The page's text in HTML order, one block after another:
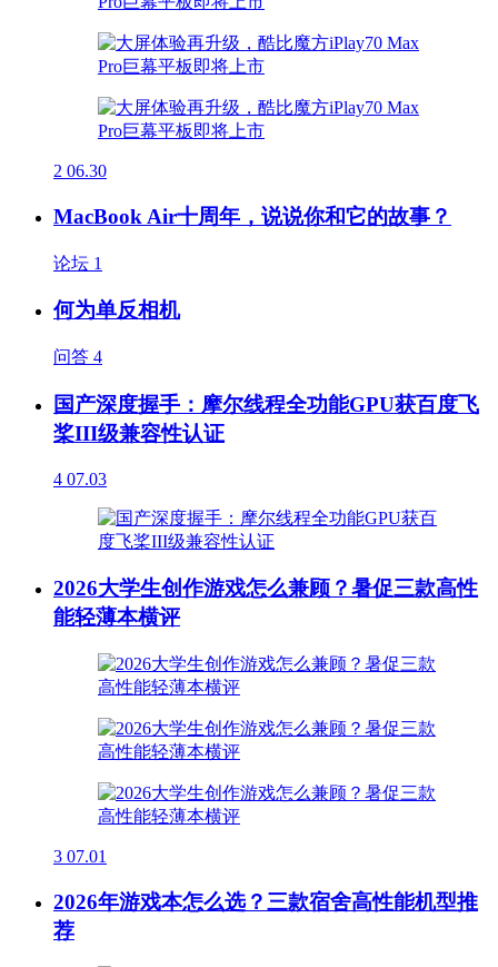
2 06.30
MacBook Air十周年，说说你和它的故事？
论坛 1
何为单反相机
问答 4
国产深度握手：摩尔线程全功能GPU获百度飞
桨III级兼容性认证
4 07.03
2026大学生创作游戏怎么兼顾？暑促三款高性
能轻薄本横评
3 07.01
2026年游戏本怎么选？三款宿舍高性能机型推
荐